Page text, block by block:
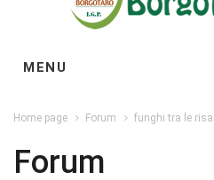
MENU
Home page Forum funghi tra le
Forum